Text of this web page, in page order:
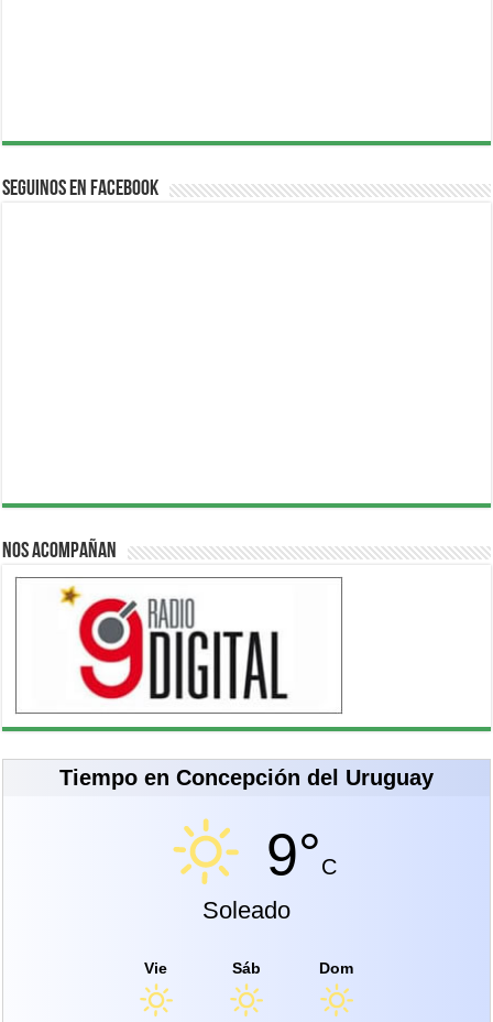
Seguinos en Facebook
Nos acompañan
Tiempo en Concepción del Uruguay
9°C
Soleado
Vie Sáb Dom